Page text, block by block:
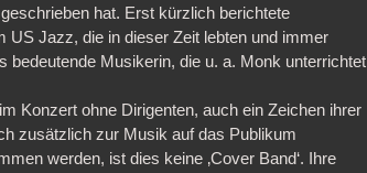
hat. Erst kürzlich berichtete
US Jazz, die in dieser Zeit lebten und immer
bedeutende Musikerin, die u. a. Monk unterrichtet
Konzert ohne Dirigenten, auch ein Zeichen ihrer
zusätzlich zur Musik auf das Publikum
werden, ist dies keine ‚Cover Band‘. Ihre